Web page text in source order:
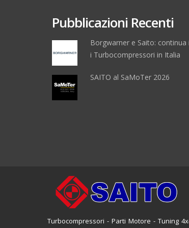
Pubblicazioni Recenti
Borgwarner e Saito:
i Turbocompressori in Italia
SAITO al SaMoTer 2026
Turbocompressori - Parti Motore - Tuning